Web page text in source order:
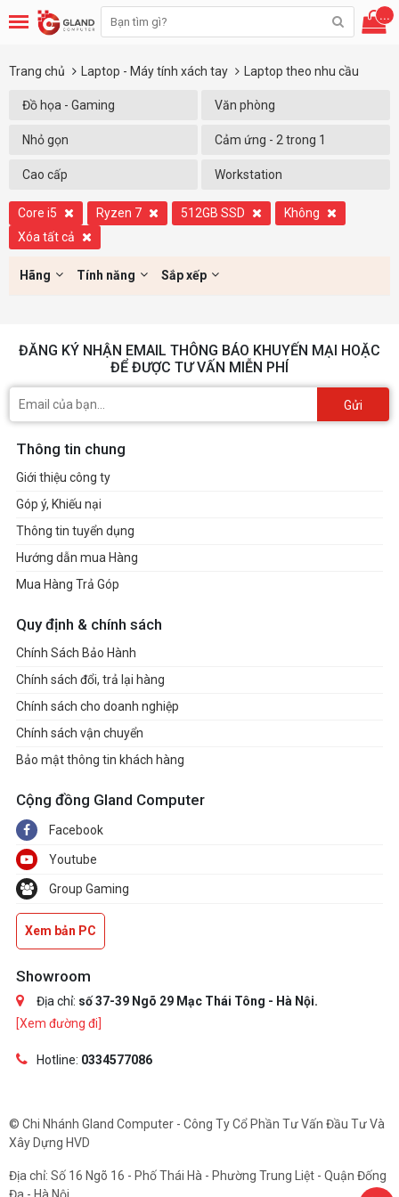
...
Trang chủ Laptop - Máy tính xách tay Laptop theo nhu cầu
Đồ họa - Gaming Văn phòng
Nhỏ gọn Cảm ứng - 2 trong 1
Cao cấp Workstation
Core i5 Ryzen 7 512GB SSD
Không
Xóa tất cả
Hãng Tính năng Sắp xếp
ĐĂNG KÝ NHẬN EMAIL THÔNG BÁO KHUYẾN MẠI HOẶC
ĐỂ ĐƯỢC TƯ VẤN MIỄN PHÍ
Gửi
Thông tin chung
Giới thiệu công ty
Góp ý, Khiếu nại
Thông tin tuyển dụng
Hướng dẫn mua Hàng
Mua Hàng Trả Góp
Quy định & chính sách
Chính Sách Bảo Hành
Chính sách đổi, trả lại hàng
Chính sách cho doanh nghiệp
Chính sách vận chuyển
Bảo mật thông tin khách hàng
Cộng đồng Gland Computer
Facebook
Youtube
Group Gaming
Xem bản PC
Showroom
Địa chỉ: số 37-39 Ngõ 29 Mạc Thái Tông - Hà Nội.
[Xem đường đi]
Hotline: 0334577086
© Chi Nhánh Gland Computer - Công Ty Cổ Phần Tư Vấn Đầu Tư Và
Xây Dựng HVD
Địa chỉ: Số 16 Ngõ 16 - Phố Thái Hà - Phường Trung Liệt - Quận Đống